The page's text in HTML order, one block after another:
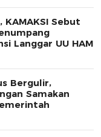
Sebut
Langgar UU HAM
Bergulir,
Samakan